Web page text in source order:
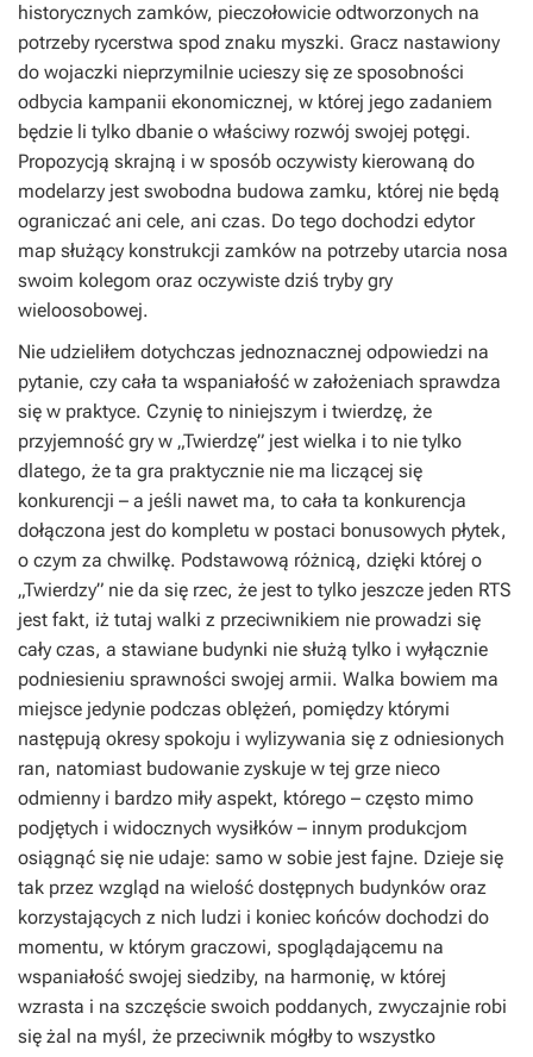
historycznych zamków, pieczołowicie odtworzonych na
potrzeby rycerstwa spod znaku myszki. Gracz nastawiony
do wojaczki nieprzymilnie ucieszy się ze sposobności
odbycia kampanii ekonomicznej, w której jego zadaniem
będzie li tylko dbanie o właściwy rozwój swojej potęgi.
Propozycją skrajną i w sposób oczywisty kierowaną do
modelarzy jest swobodna budowa zamku, której nie będą
ograniczać ani cele, ani czas. Do tego dochodzi edytor
map służący konstrukcji zamków na potrzeby utarcia nosa
swoim kolegom oraz oczywiste dziś tryby gry
wieloosobowej.
Nie udzieliłem dotychczas jednoznacznej odpowiedzi na
pytanie, czy cała ta wspaniałość w założeniach sprawdza
się w praktyce. Czynię to niniejszym i twierdzę, że
przyjemność gry w „Twierdzę” jest wielka i to nie tylko
dlatego, że ta gra praktycznie nie ma liczącej się
konkurencji – a jeśli nawet ma, to cała ta konkurencja
dołączona jest do kompletu w postaci bonusowych płytek,
o czym za chwilkę. Podstawową różnicą, dzięki której o
„Twierdzy” nie da się rzec, że jest to tylko jeszcze jeden RTS
jest fakt, iż tutaj walki z przeciwnikiem nie prowadzi się
cały czas, a stawiane budynki nie służą tylko i wyłącznie
podniesieniu sprawności swojej armii. Walka bowiem ma
miejsce jedynie podczas oblężeń, pomiędzy którymi
następują okresy spokoju i wylizywania się z odniesionych
ran, natomiast budowanie zyskuje w tej grze nieco
odmienny i bardzo miły aspekt, którego – często mimo
podjętych i widocznych wysiłków – innym produkcjom
osiągnąć się nie udaje: samo w sobie jest fajne. Dzieje się
tak przez wzgląd na wielość dostępnych budynków oraz
korzystających z nich ludzi i koniec końców dochodzi do
momentu, w którym graczowi, spoglądającemu na
wspaniałość swojej siedziby, na harmonię, w której
wzrasta i na szczęście swoich poddanych, zwyczajnie robi
się żal na myśl, że przeciwnik mógłby to wszystko